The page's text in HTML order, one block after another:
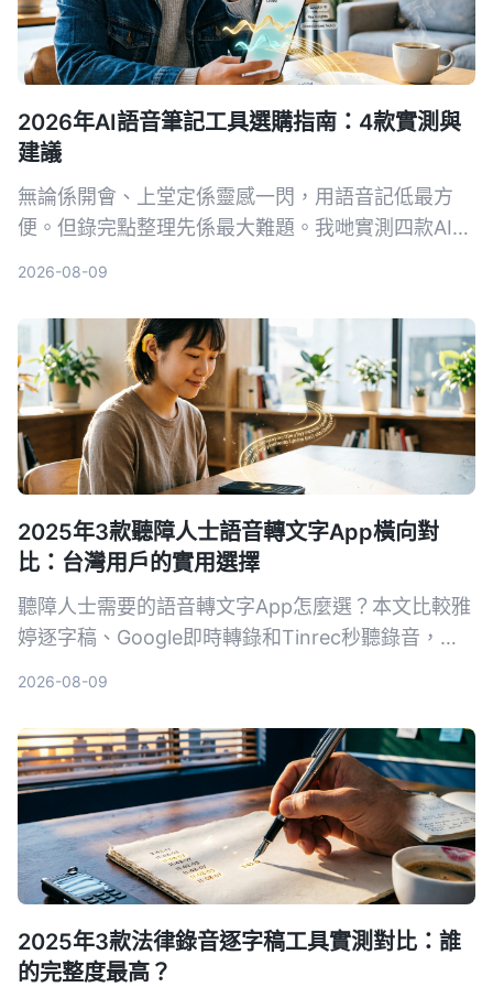
2026年AI語音筆記工具選購指南：4款實測與
建議
無論係開會、上堂定係靈感一閃，用語音記低最方
便。但錄完點整理先係最大難題。我哋實測四款AI語
知識。
2026-08-09
2025年3款聽障人士語音轉文字App橫向對
比：台灣用戶的實用選擇
聽障人士需要的語音轉文字App怎麼選？本文比較雅
婷逐字稿、Google即時轉錄和Tinrec秒聽錄音，從
2026-08-09
2025年3款法律錄音逐字稿工具實測對比：誰
的完整度最高？